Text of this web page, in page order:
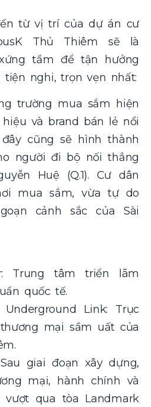
từ vị trí của dự án cư
Thủ Thiêm sẽ là
tầm để tận hưởng
tiện nghi, trọn vẹn nhất:
trường mua sắm hiện
và brand bán lẻ nổi
cũng sẽ hình thành
người đi bộ nối thẳng
Huệ (Q.1). Cư dân
mua sắm, vừa tự do
cảnh sắc của Sài
Trung tâm triển lãm
quốc tế.
Underground Link: Trục
mại sầm uất của
giai đoạn xây dựng,
mại, hành chính và
qua tòa Landmark